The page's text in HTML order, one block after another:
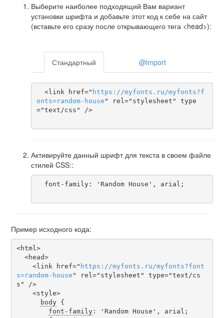
Выберите наиболее подходящий Вам вариант
установки шрифта и добавьте этот код к себе на сайт
(вставьте его сразу после открывающего тега <head>):
Стандартный @import
  <link href="
https ://myfonts . ru/myfonts?f
onts=random-house " rel="stylesheet" type
="text/css" />
Активируйте данный шрифт для текста в своем файле
стилей CSS::
Пример исходного кода:
<html>
    <link href="
https ://myfonts . ru/myfonts?font
s=random-house " rel="stylesheet" type="text/cs
s" />
body {
font-family: 'Random House', arial;